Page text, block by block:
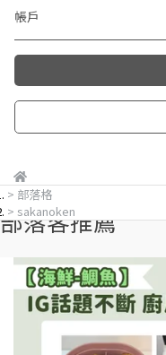
帳戶
部落格
sakanoken
部落客推薦